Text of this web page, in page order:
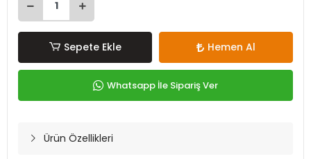
Sepete Ekle Hemen Al
Whatsapp İle Sipariş Ver
Ürün Özellikleri